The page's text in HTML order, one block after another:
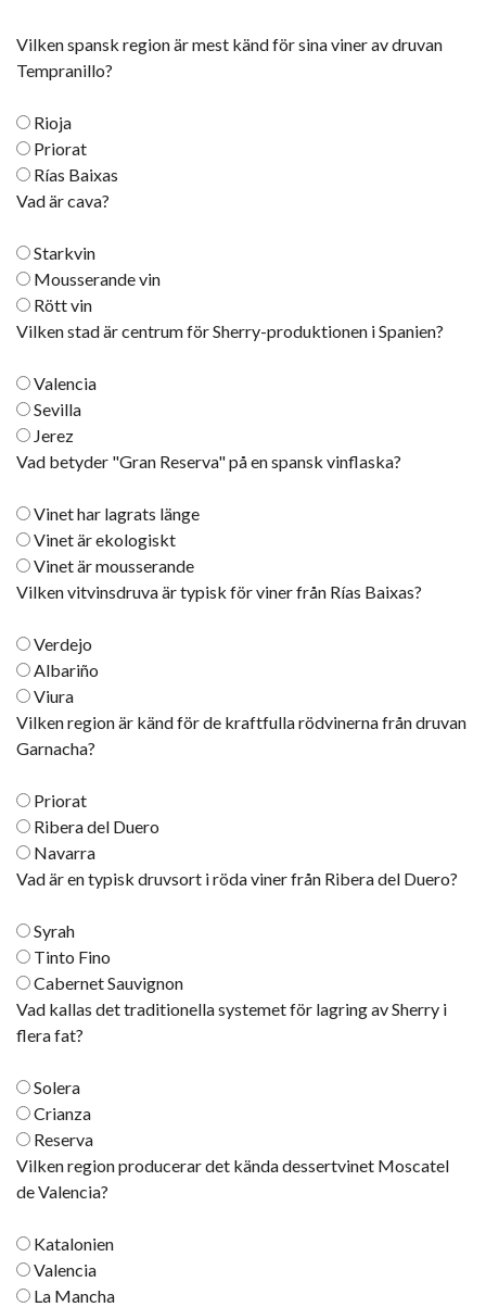
Vilken spansk region är mest känd för sina viner av druvan
Tempranillo?
Rioja
Priorat
Rías Baixas
Vad är cava?
Starkvin
Mousserande vin
Rött vin
Vilken stad är centrum för Sherry-produktionen i Spanien?
Valencia
Sevilla
Jerez
Vad betyder "Gran Reserva" på en spansk vinflaska?
Vinet har lagrats länge
Vinet är ekologiskt
Vinet är mousserande
Vilken vitvinsdruva är typisk för viner från Rías Baixas?
Verdejo
Albariño
Viura
Vilken region är känd för de kraftfulla rödvinerna från druvan
Garnacha?
Priorat
Ribera del Duero
Navarra
Vad är en typisk druvsort i röda viner från Ribera del Duero?
Syrah
Tinto Fino
Cabernet Sauvignon
Vad kallas det traditionella systemet för lagring av Sherry i
flera fat?
Solera
Crianza
Reserva
Vilken region producerar det kända dessertvinet Moscatel
de Valencia?
Katalonien
Valencia
La Mancha